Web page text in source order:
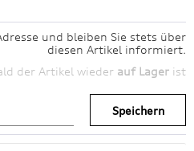
und bleiben Sie stets über
diesen Artikel informiert.
der Artikel wieder auf Lager ist
Speichern